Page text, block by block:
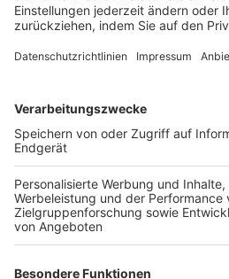
FOLGE DEM BFV
TOP-VEREINE
TOP-PARTNER